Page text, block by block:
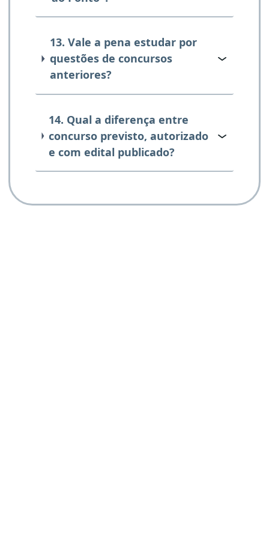
13. Vale a pena estudar por
questões de concursos
anteriores?
14. Qual a diferença entre
concurso previsto, autorizado
e com edital publicado?